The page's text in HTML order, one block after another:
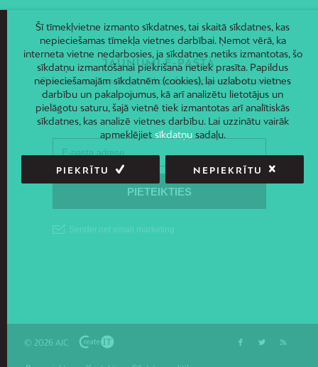
JAUNUMI E-PASTĀ
Piesakies un saņem jaunāko informāciju savā e-pastā!
© 2026 AIC
Šī tīmekļvietne izmanto sīkdatnes, tai skaitā sīkdatnes, kas
nepieciešamas tīmekļa vietnes darbībai. Ņemot vērā, ka
interneta vietne nedarbosies, ja sīkdatnes netiks izmantotas, šo
sīkdatņu izmantošanai piekrišana netiek prasīta. Papildus
nepieciešamajām sīkdatnēm (cookies), lai uzlabotu vietnes
darbību un pakalpojumus, kā arī analizētu lietotājus un
pielāgotu saturu, šajā vietnē tiek izmantotas arī analītiskās
sīkdatnes, kas analizē vietnes darbību. Lai uzzinātu vairāk
apmeklējiet sīkdatņusadaļu.
PIEKRĪTU NEPIEKRĪTU